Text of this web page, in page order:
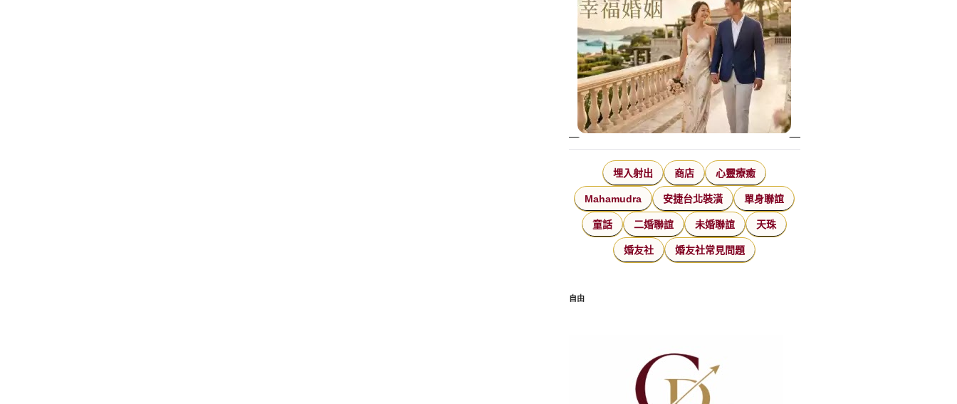
埋入射出 商店 心靈療癒
Mahamudra 安捷台北裝潢 單身聯誼
童話 二婚聯誼 未婚聯誼 天珠
婚友社 婚友社常見問題
自由